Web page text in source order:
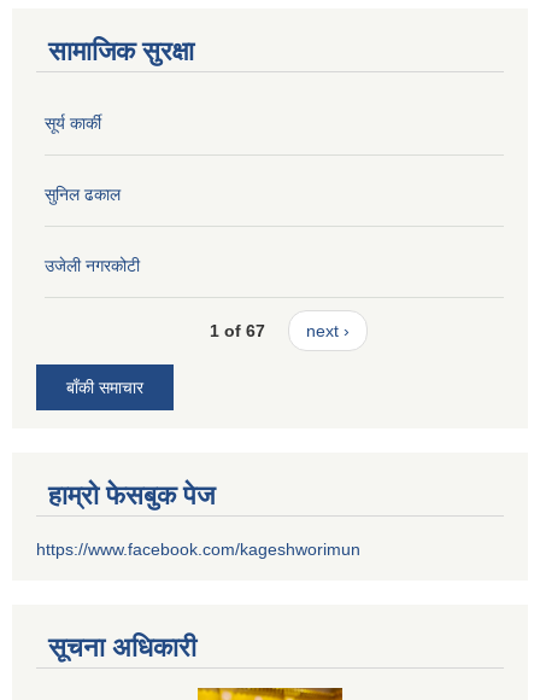
सामाजिक सुरक्षा
सूर्य कार्की
सुनिल ढकाल
उजेली नगरकोटी
1 of 67 next ›
बाँकी समाचार
हाम्रो फेसबुक पेज
https://www.facebook.com/kageshworimun
सूचना अधिकारी